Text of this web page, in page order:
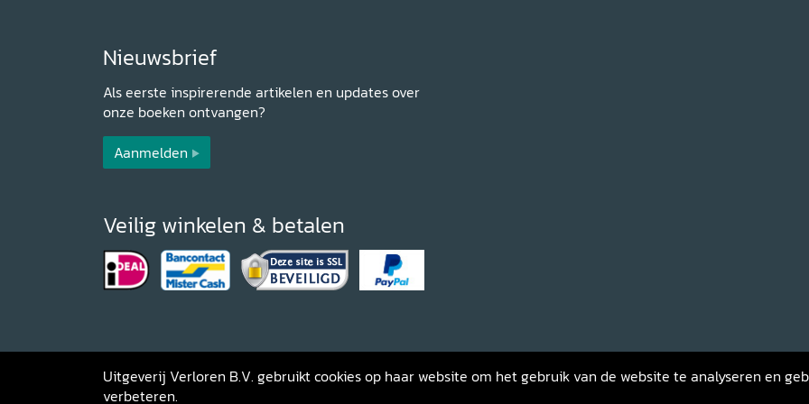
Nieuwsbrief
Als eerste inspirerende artikelen en updates over
onze boeken ontvangen?
Aanmelden
Veilig winkelen & betalen
Uitgeverij Verloren B.V. gebruikt cookies op haar website om het gebruik van de website te analyseren en
verbeteren.